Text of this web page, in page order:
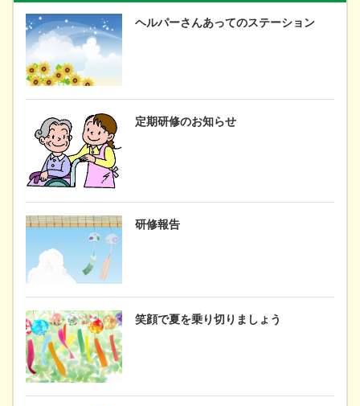
ヘルパーさんあってのステーション
定期研修のお知らせ
研修報告
笑顔で夏を乗り切りましょう